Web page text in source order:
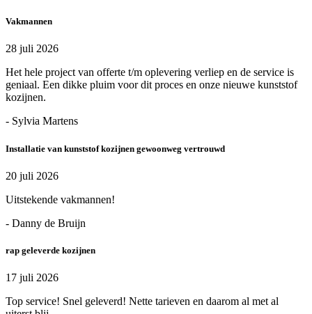
Vakmannen
28 juli 2026
Het hele project van offerte t/m oplevering verliep en de service is
geniaal. Een dikke pluim voor dit proces en onze nieuwe kunststof
kozijnen.
- Sylvia Martens
Installatie van kunststof kozijnen gewoonweg vertrouwd
20 juli 2026
Uitstekende vakmannen!
- Danny de Bruijn
rap geleverde kozijnen
17 juli 2026
Top service! Snel geleverd! Nette tarieven en daarom al met al